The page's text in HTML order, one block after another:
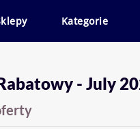
Kategorie
- July